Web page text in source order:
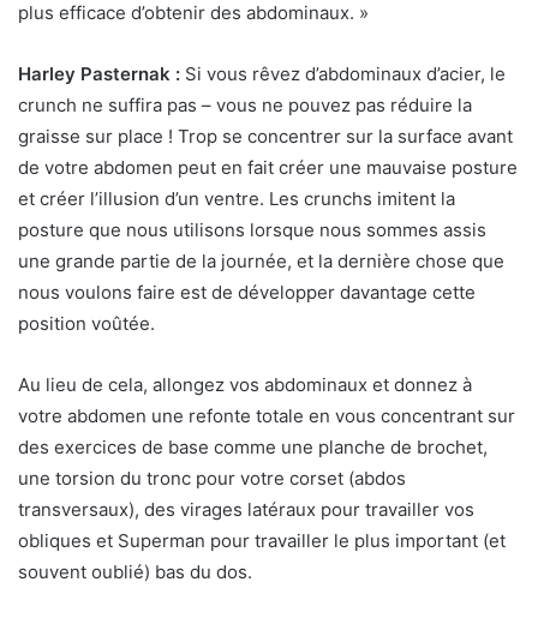
plus efficace d’obtenir des abdominaux. »
Harley Pasternak : Si vous rêvez d’abdominaux d’acier, le
crunch ne suffira pas – vous ne pouvez pas réduire la
graisse sur place ! Trop se concentrer sur la surface avant
de votre abdomen peut en fait créer une mauvaise posture
et créer l’illusion d’un ventre. Les crunchs imitent la
posture que nous utilisons lorsque nous sommes assis
une grande partie de la journée, et la dernière chose que
nous voulons faire est de développer davantage cette
position voûtée.
Au lieu de cela, allongez vos abdominaux et donnez à
votre abdomen une refonte totale en vous concentrant sur
des exercices de base comme une planche de brochet,
une torsion du tronc pour votre corset (abdos
transversaux), des virages latéraux pour travailler vos
obliques et Superman pour travailler le plus important (et
souvent oublié) bas du dos.